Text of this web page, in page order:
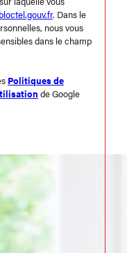
. Dans le
nous vous
dans le champ
Politiques de
de Google